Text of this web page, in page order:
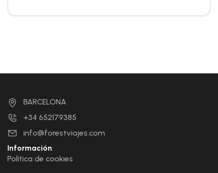
BARCELONA
+34 652179385
info@forestviajes.com
Información
Política de cookies